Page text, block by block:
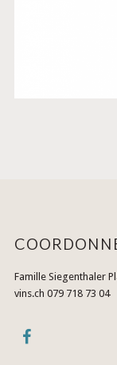
Famille Siegenthaler
vins.ch 079 718 73 04